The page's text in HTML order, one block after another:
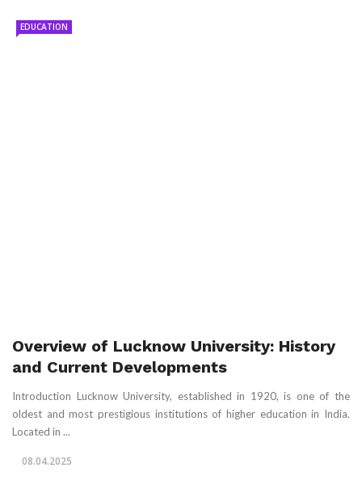
EDUCATION
Overview of Lucknow University: History
and Current Developments
Introduction Lucknow University, established in 1920, is one of the
oldest and most prestigious institutions of higher education in India.
Located in ...
08.04.2025